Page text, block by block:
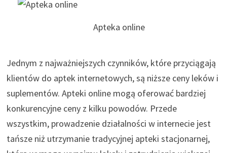
Apteka online
Jednym z najważniejszych czynników, które przyciągają
klientów do aptek internetowych, są niższe ceny leków i
suplementów. Apteki online mogą oferować bardziej
konkurencyjne ceny z kilku powodów. Przede
wszystkim, prowadzenie działalności w internecie jest
tańsze niż utrzymanie tradycyjnej apteki stacjonarnej,